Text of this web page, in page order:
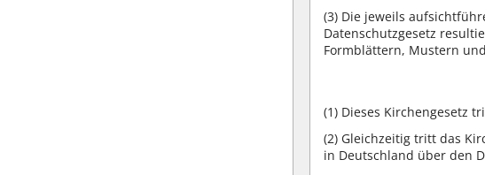
(3) Die jeweils
Datenschutzgesetz
Formblättern, Mustern
(1) Dieses Kirchengesetz
(2) Gleichzeitig tritt das
in Deutschland über den